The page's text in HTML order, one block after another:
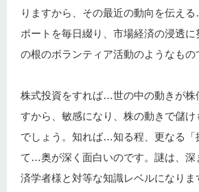
りますから、その最近の動向を伝え
ポートを毎日綴り、市場経済の浸透
の根のボランティア活動のようなもの
株式投資をすれば…世の中の動きが株
すから、敏感になり、株の動きで儲け
でしょう。知れば…知る程、更なる「
て…奥が深く面白いのです。謎は、
済学者様と対等な知識レベルになりま